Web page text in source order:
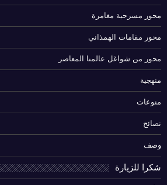
محور مسرحية مغامرة
محور مقامات الهمذاني
محور من شواغل عالمنا المعاصر
منهجية
منوعات
نصائح
وصف
شكرا للزيارة